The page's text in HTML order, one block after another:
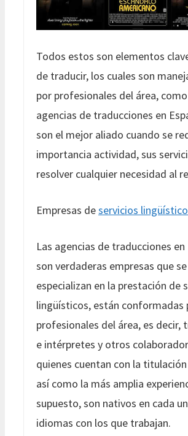
Todos estos son elementos
de traducir, los cuales son
por profesionales del área,
agencias de traducciones en
son el mejor aliado cuando se
importancia actividad, sus
resolver cualquier necesidad al
Empresas deservicios
Las agencias de traducciones en
son verdaderas empresas que se
especializan en la prestación de
lingüísticos, están conformadas
profesionales del área, es decir,
e intérpretes y otros
quienes cuentan con la
así como la más amplia
supuesto, son nativos en cada
idiomas con los que trabajan.